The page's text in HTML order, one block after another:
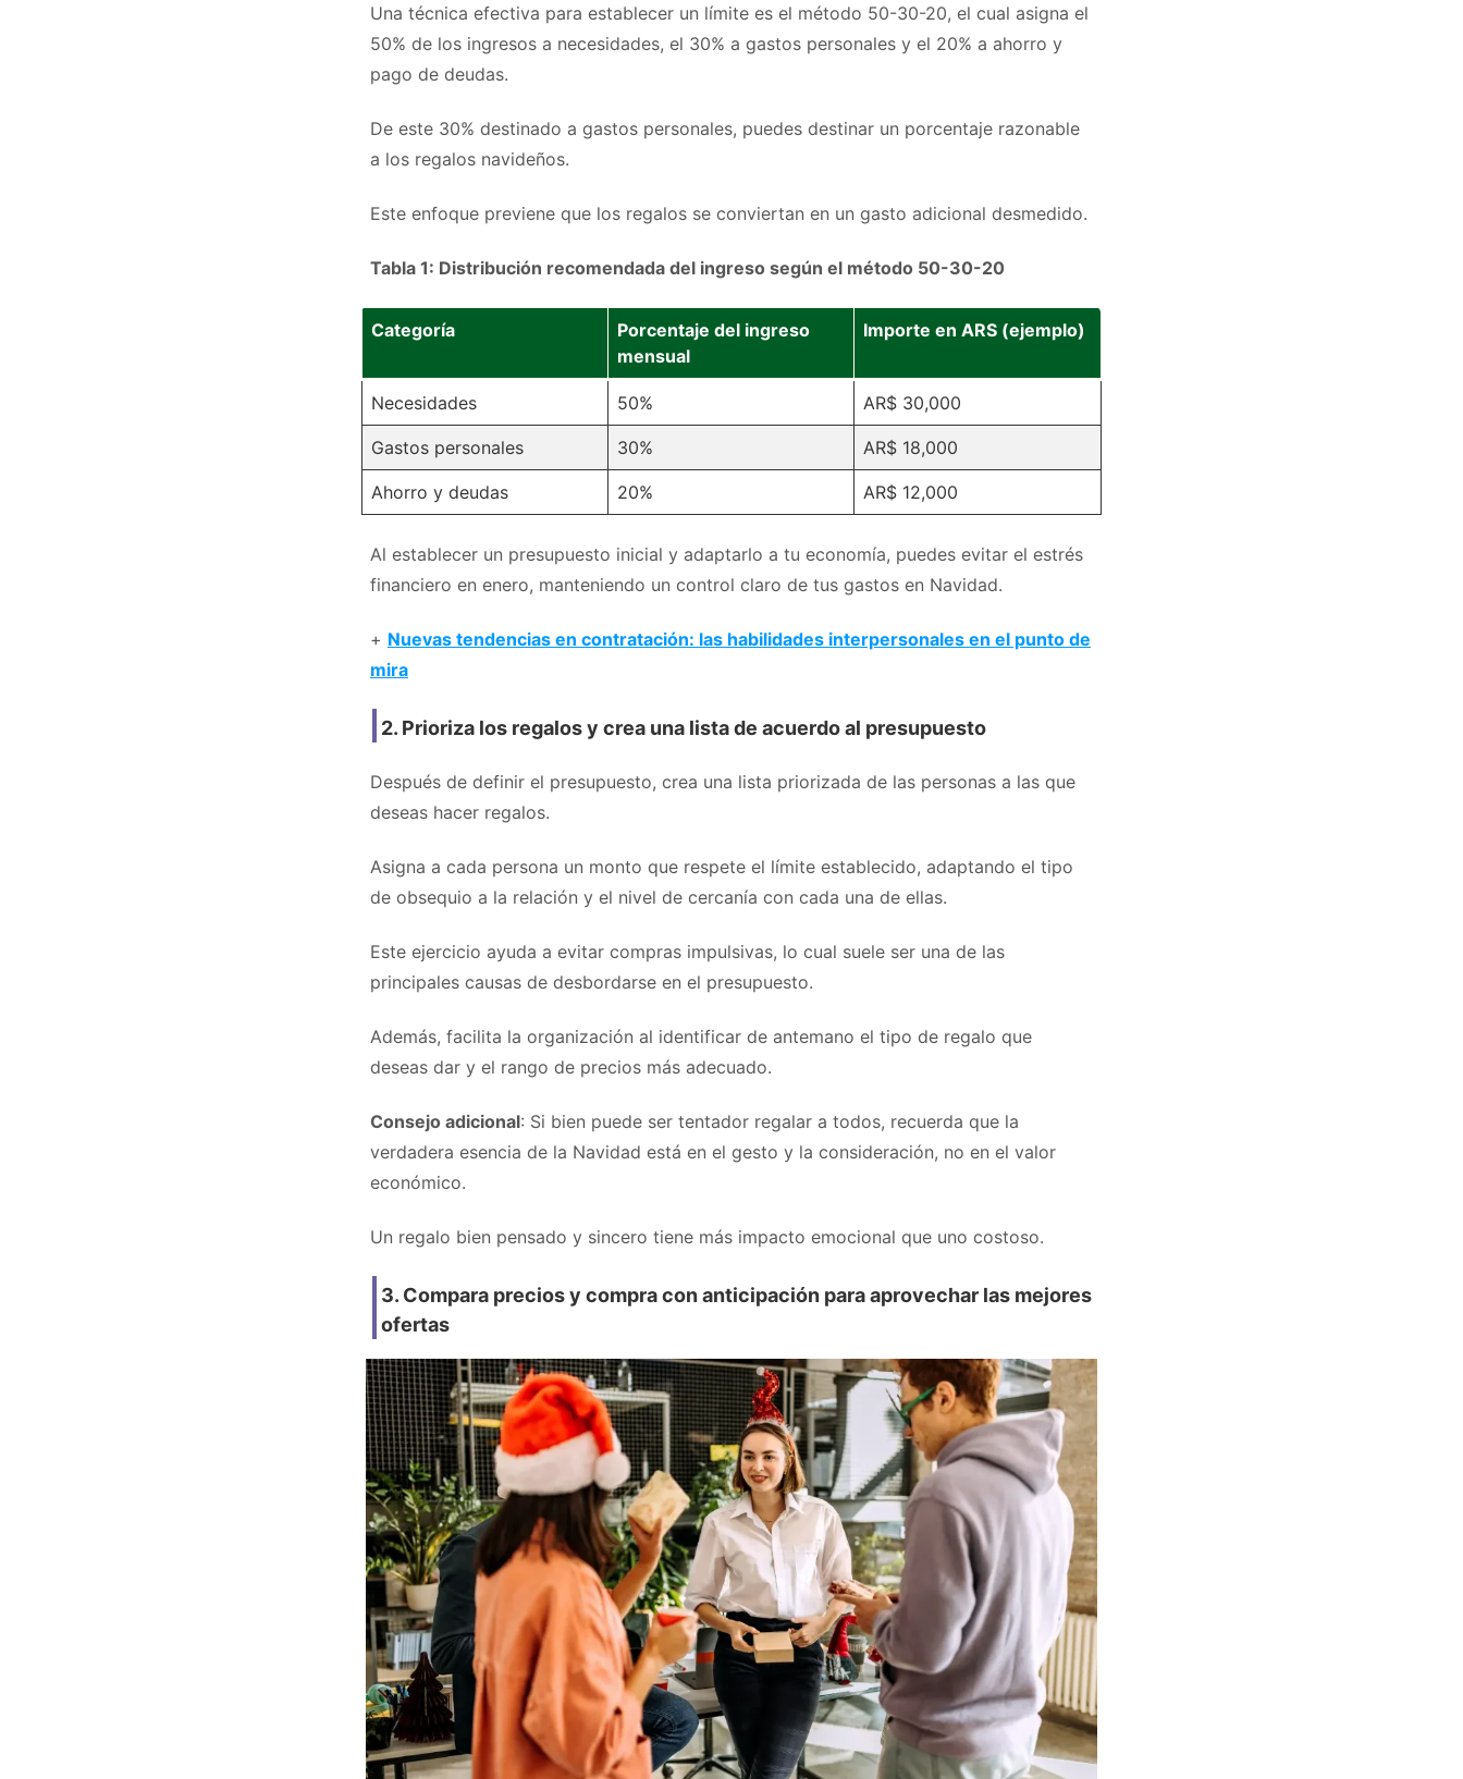
Una técnica efectiva para establecer un límite es el método 50-30-20, el cual asigna el
50% de los ingresos a necesidades, el 30% a gastos personales y el 20% a ahorro y
pago de deudas.
De este 30% destinado a gastos personales, puedes destinar un porcentaje razonable
a los regalos navideños.
Este enfoque previene que los regalos se conviertan en un gasto adicional desmedido.
Tabla 1: Distribución recomendada del ingreso según el método 50-30-20
Categoría
Porcentaje del ingreso
mensual
Importe en ARS (ejemplo)
Necesidades 50% AR$ 30,000
Gastos personales 30% AR$ 18,000
Ahorro y deudas 20% AR$ 12,000
Al establecer un presupuesto inicial y adaptarlo a tu economía, puedes evitar el estrés
financiero en enero, manteniendo un control claro de tus gastos en Navidad.
+ Nuevas tendencias en contratación: las habilidades interpersonales en el punto de
mira
2. Prioriza los regalos y crea una lista de acuerdo al presupuesto
Después de definir el presupuesto, crea una lista priorizada de las personas a las que
deseas hacer regalos.
Asigna a cada persona un monto que respete el límite establecido, adaptando el tipo
de obsequio a la relación y el nivel de cercanía con cada una de ellas.
Este ejercicio ayuda a evitar compras impulsivas, lo cual suele ser una de las
principales causas de desbordarse en el presupuesto.
Además, facilita la organización al identificar de antemano el tipo de regalo que
deseas dar y el rango de precios más adecuado.
Consejo adicional: Si bien puede ser tentador regalar a todos, recuerda que la
verdadera esencia de la Navidad está en el gesto y la consideración, no en el valor
económico.
Un regalo bien pensado y sincero tiene más impacto emocional que uno costoso.
3. Compara precios y compra con anticipación para aprovechar las mejores
ofertas